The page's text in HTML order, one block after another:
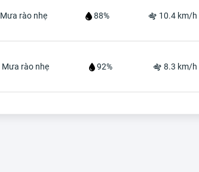
Mưa rào nhẹ 88% 10.4 km/h
Mưa rào nhẹ 92% 8.3 km/h